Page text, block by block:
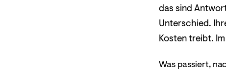
das sind
Unterschied.
Kosten treibt.
Was passiert,